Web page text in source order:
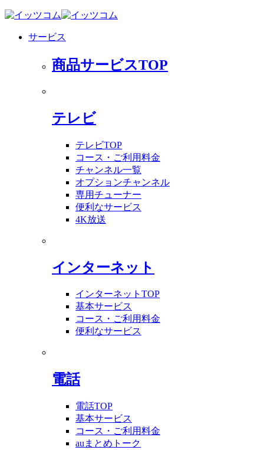
サービス
商品サービスTOP
テレビ
テレビTOP
コース・ご利用料金
チャンネル一覧
オプションチャンネル
専用チューナー
便利なサービス
4K放送
インターネット
インターネットTOP
基本サービス
コース・ご利用料金
便利なサービス
電話
電話TOP
基本サービス
コース・ご利用料金
auまとめトーク